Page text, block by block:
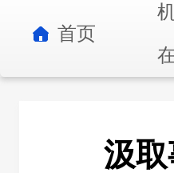
首页
汲